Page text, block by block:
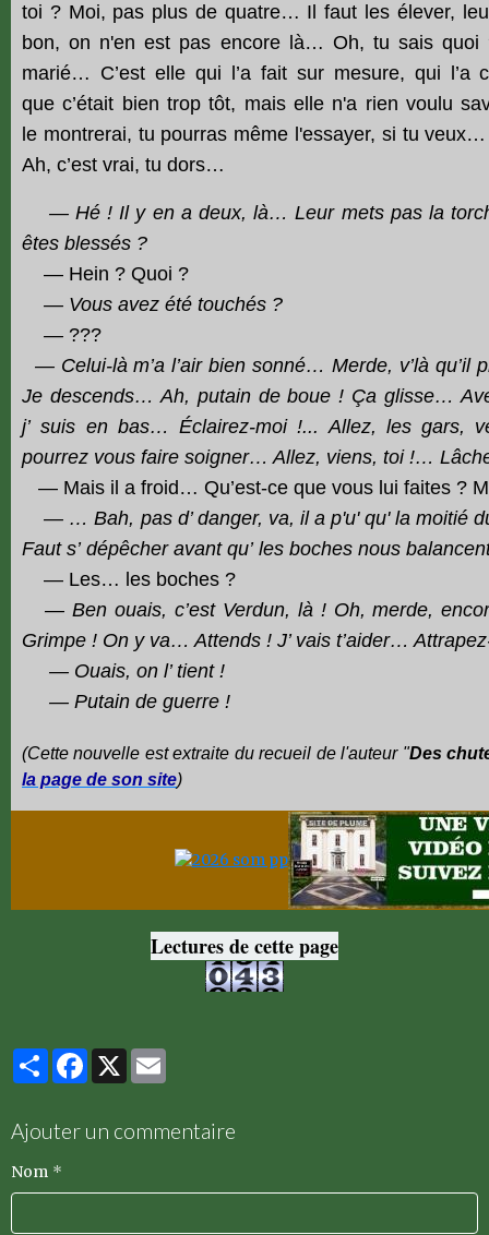
toi ? Moi, pas plus de quatre… Il faut les élever,
bon, on n'en est pas encore là… Oh, tu sais
marié… C’est elle qui l’a fait sur mesure, qui
que c’était bien trop tôt, mais elle n'a rien voulu
le montrerai, tu pourras même l'essayer, si tu
Ah, c’est vrai, tu dors…
— Hé ! Il y en a deux, là… Leur mets pas la
êtes blessés ?
— Hein ? Quoi ?
— Vous avez été touchés ?
— ???
— Celui-là m’a l’air bien sonné… Merde, v’là qu’il
Je descends… Ah, putain de boue ! Ça glisse…
j’ suis en bas… Éclairez-moi !... Allez, les gars,
pourrez vous faire soigner… Allez, viens, toi !…
— Mais il a froid… Qu’est-ce que vous lui faites ?
— … Bah, pas d’ danger, va, il a p'u' qu' la moitié
Faut s’ dépêcher avant qu’ les boches nous
— Les… les boches ?
— Ben ouais, c’est Verdun, là ! Oh, merde,
Grimpe ! On y va… Attends ! J’ vais t’aider…
— Ouais, on l’ tient !
— Putain de guerre !
(Cette nouvelle est extraite du recueil de l'auteur "Des
la page de son site)
Lectures de cette page
PartagerFacebook
X
Ajouter un commentaire
Nom